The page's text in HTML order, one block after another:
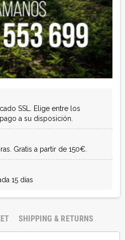
SSL. Elige entre los
a su disposición.
Gratis a partir de 150€.
15 días
SHIPPING & RETURNS